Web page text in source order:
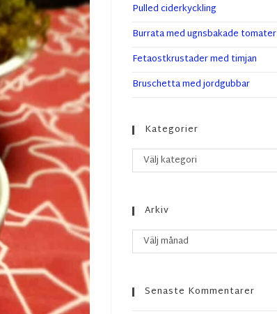
Pulled ciderkyckling
Burrata med ugnsbakade tomater
Fetaostkrustader med timjan
Bruschetta med jordgubbar
Kategorier
Välj kategori
Arkiv
Välj månad
Senaste Kommentarer